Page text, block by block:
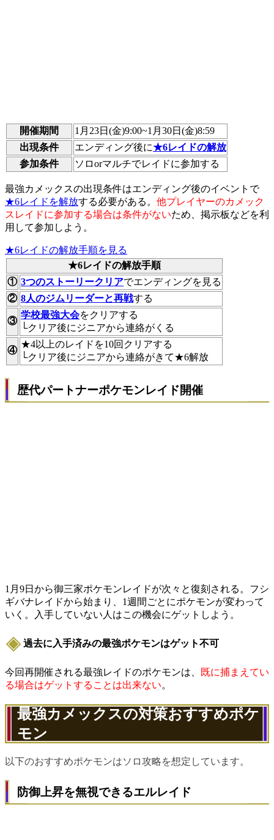
開催期間
1月23日(金)9:00~1月30日(金)8:59
出現条件
エンディング後に★6レイドの解放
参加条件
ソロorマルチでレイドに参加する
最強カメックスの出現条件はエンディング後のイベントで
★6レイドを解放する必要がある。 他プレイヤーのカメック
スレイドに参加する場合は条件がないため、掲示板などを利
用して参加しよう。
★6レイドの解放手順を見る
★6レイドの解放手順
① 3つのストーリークリアでエンディングを見る
② 8人のジムリーダーと再戦する
③
学校最強大会をクリアする
└クリア後にジニアから連絡がくる
④
★4以上のレイドを10回クリアする
└クリア後にジニアから連絡がきて★6解放
歴代パートナーポケモンレイド開催
1月9日から御三家ポケモンレイドが次々と復刻される。フシ
ギバナレイドから始まり、1週間ごとにポケモンが変わって
いく。入手していない人はこの機会にゲットしよう。
過去に入手済みの最強ポケモンはゲット不可
今回再開催される最強レイドのポケモンは、
既に捕まえてい
る場合はゲットすることは出来ない。
最強カメックスの対策おすすめポケ
モン
以下のおすすめポケモンはソロ攻略を想定しています。
防御上昇を無視できるエルレイド